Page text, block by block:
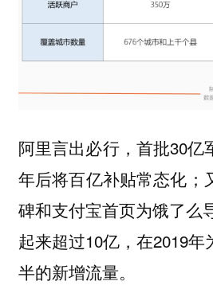
阿里言出必行，首批30亿
年后将百亿补贴常态化；
碑和支付宝首页为饿了么
起来超过10亿，在2019
半的新增流量。